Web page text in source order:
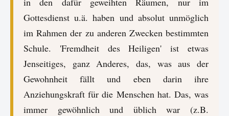
Gottesdienst u.ä. haben und absolut unmöglich
im Rahmen der zu anderen Zwecken bestimmten
Schule. 'Fremdheit des Heiligen' ist etwas
Jenseitiges, ganz Anderes, das, was aus der
Gewohnheit fällt und eben darin ihre
Anziehungskraft für die Menschen hat. Das, was
immer gewöhnlich und üblich war (z.B.